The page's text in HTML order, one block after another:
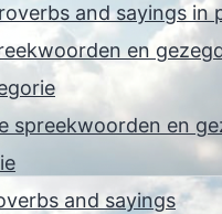
and sayings in
en
spreekwoorden en
and sayings